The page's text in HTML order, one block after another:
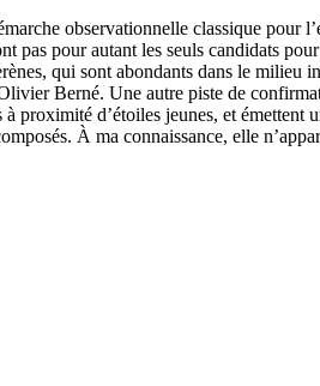
observationnelle classique
pour autant les seuls candidats
qui sont abondants dans le milieu
Berné. Une autre piste de
proximité d’étoiles jeunes, et
À ma connaissance, elle